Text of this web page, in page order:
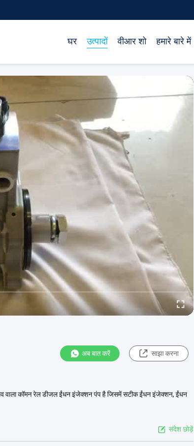
घर उत्पादों वीआर शो हमारे बारे में
अब बात करें साझा करना
कॉमन रेल डीजल ईंधन इंजेक्शन पंप है जिसमें सटीक ईंधन इंजेक्शन, ईंधन
संदेश छोड़ें